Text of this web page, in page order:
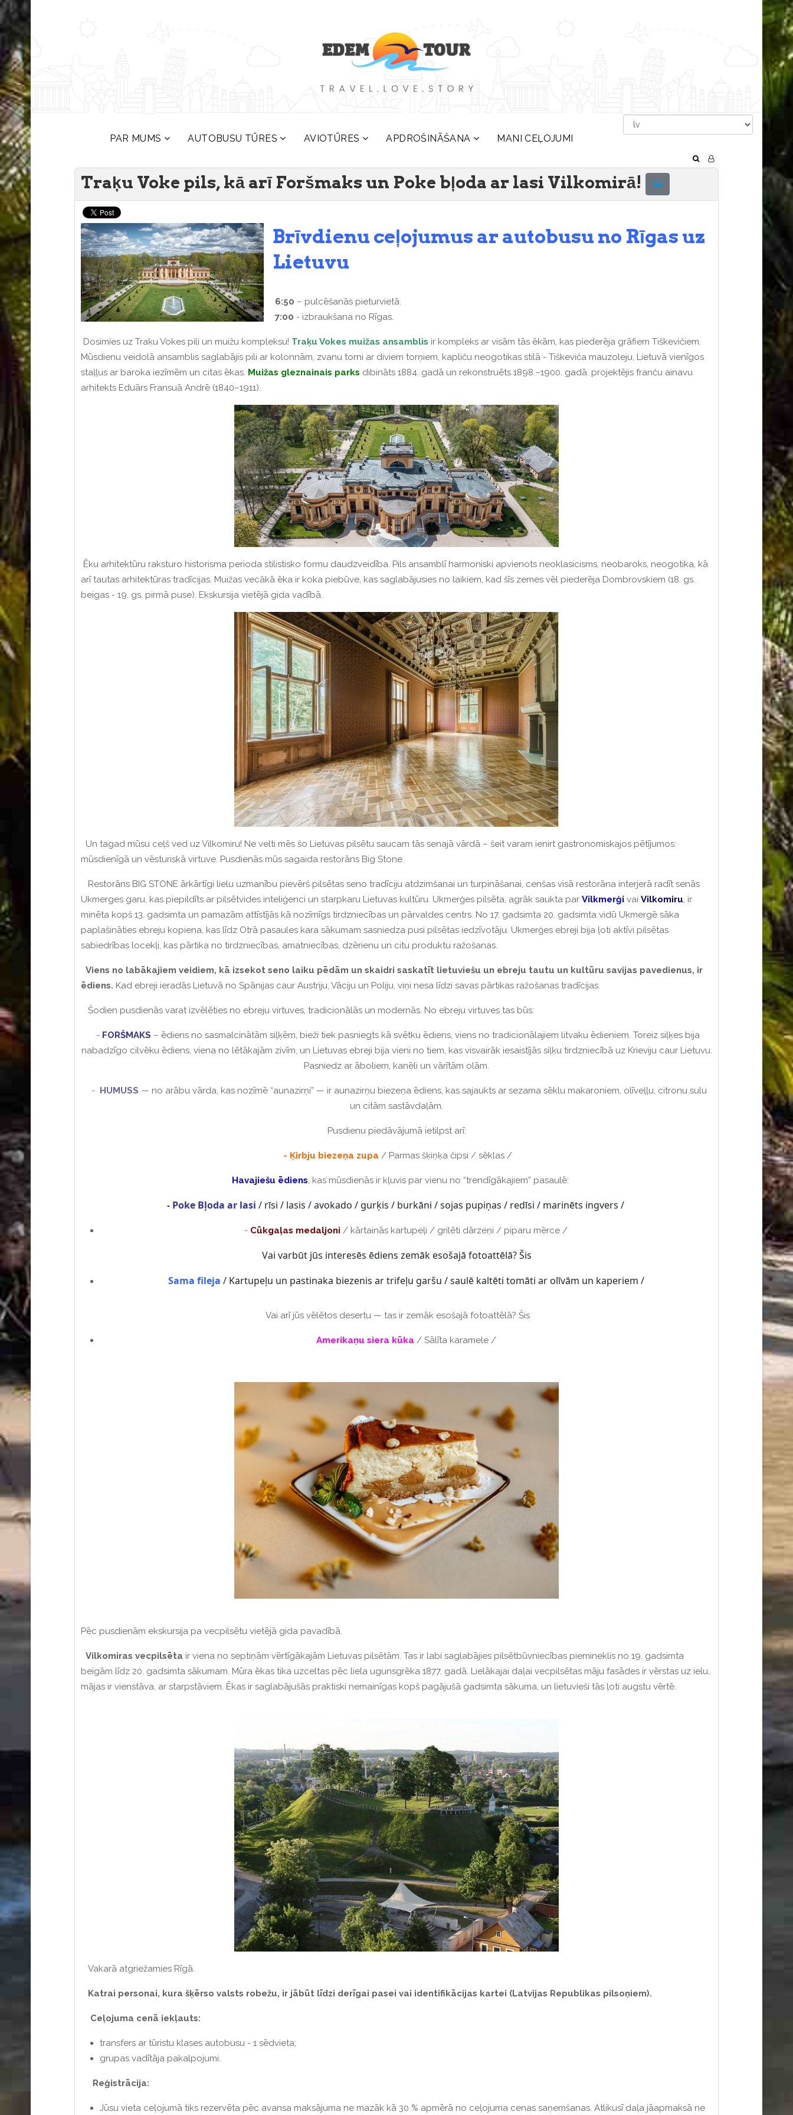
PAR MUMS AUTOBUSU TŪRES AVIOTŪRES APDROŠINĀŠANA MANI CEĻOJUMI
Traķu Voke pils, kā arī Foršmaks un Poke bļoda ar lasi Vilkomirā!
Brīvdienu ceļojumus ar autobusu no Rīgas uz
Lietuvu
6:50 – pulcēšanās pieturvietā.
7:00 - izbraukšana no Rīgas.
Dosimies uz Traķu Vokes pili un muižu kompleksu! Traķu Vokes muižas ansamblis ir kompleks ar visām tās ēkām, kas piederēja grāfiem Tiškevičiem.
Mūsdienu veidolā ansamblis saglabājis pili ar kolonnām, zvanu torni ar diviem torņiem, kapliču neogotikas stilā - Tiškeviča mauzoleju, Lietuvā vienīgos
staļļus ar baroka iezīmēm un citas ēkas. Muižas gleznainais parks dibināts 1884. gadā un rekonstruēts 1898.–1900. gadā. projektējis franču ainavu
arhitekts Eduārs Fransuā Andrē (1840–1911).
Ēku arhitektūru raksturo historisma perioda stilistisko formu daudzveidība. Pils ansamblī harmoniski apvienots neoklasicisms, neobaroks, neogotika, kā
arī tautas arhitektūras tradīcijas. Muižas vecākā ēka ir koka piebūve, kas saglabājusies no laikiem, kad šīs zemes vēl piederēja Dombrovskiem (18. gs.
beigas - 19. gs. pirmā puse). Ekskursija vietējā gida vadībā.
Un tagad mūsu ceļš ved uz Vilkomiru! Ne velti mēs šo Lietuvas pilsētu saucam tās senajā vārdā – šeit varam ienirt gastronomiskajos pētījumos:
mūsdienīgā un vēsturiskā virtuve. Pusdienās mūs sagaida restorāns Big Stone.
Restorāns BIG STONE ārkārtīgi lielu uzmanību pievērš pilsētas seno tradīciju atdzimšanai un turpināšanai, cenšas visā restorāna interjerā radīt senās
Ukmerges garu, kas piepildīts ar pilsētvides inteliģenci un starpkaru Lietuvas kultūru. Ukmerģes pilsēta, agrāk saukta par Vilkmerģi vai Vilkomiru, ir
minēta kopš 13. gadsimta un pamazām attīstījās kā nozīmīgs tirdzniecības un pārvaldes centrs. No 17. gadsimta 20. gadsimta vidū Ukmergē sāka
paplašināties ebreju kopiena, kas līdz Otrā pasaules kara sākumam sasniedza pusi pilsētas iedzīvotāju. Ukmerģes ebreji bija ļoti aktīvi pilsētas
sabiedrības locekļi, kas pārtika no tirdzniecības, amatniecības, dzērienu un citu produktu ražošanas.
Viens no labākajiem veidiem, kā izsekot seno laiku pēdām un skaidri saskatīt lietuviešu un ebreju tautu un kultūru savijas pavedienus, ir
ēdiens. Kad ebreji ieradās Lietuvā no Spānijas caur Austriju, Vāciju un Poliju, viņi nesa līdzi savas pārtikas ražošanas tradīcijas.
Šodien pusdienās varat izvēlēties no ebreju virtuves, tradicionālās un modernās. No ebreju virtuves tas būs:
- FORŠMAKS – ēdiens no sasmalcinātām siļķēm, bieži tiek pasniegts kā svētku ēdiens, viens no tradicionālajiem litvaku ēdieniem. Toreiz siļķes bija
nabadzīgo cilvēku ēdiens, viena no lētākajām zivīm, un Lietuvas ebreji bija vieni no tiem, kas visvairāk iesaistījās siļķu tirdzniecībā uz Krieviju caur Lietuvu.
Pasniedz ar āboliem, kanēli un vārītām olām.
- HUMUSS — no arābu vārda, kas nozīmē “aunazirņi” — ir aunazirņu biezeņa ēdiens, kas sajaukts ar sezama sēklu makaroniem, olīveļļu, citronu sulu
un citām sastāvdaļām.
Pusdienu piedāvājumā ietilpst arī:
- Ķirbju biezeņa zupa / Parmas šķiņķa čipsi / sēklas /
Havajiešu ēdiens, kas mūsdienās ir kļuvis par vienu no “trendīgākajiem” pasaulē:
- Poke Bļoda ar lasi / rīsi / lasis / avokado / gurķis / burkāni / sojas pupiņas / redīsi / marinēts ingvers /
- Cūkgaļas medaljoni / kārtainās kartupeļi / grilēti dārzeņi / piparu mērce /
Vai varbūt jūs interesēs ēdiens zemāk esošajā fotoattēlā? Šis
Sama fileja / Kartupeļu un pastinaka biezenis ar trifeļu garšu / saulē kaltēti tomāti ar olīvām un kaperiem /
Vai arī jūs vēlētos desertu — tas ir zemāk esošajā fotoattēlā? Šis
Amerikaņu siera kūka / Sālīta karamele /
Pēc pusdienām ekskursija pa vecpilsētu vietējā gida pavadībā.
Vilkomiras vecpilsēta ir viena no septiņām vērtīgākajām Lietuvas pilsētām. Tas ir labi saglabājies pilsētbūvniecības piemineklis no 19. gadsimta
beigām līdz 20. gadsimta sākumam. Mūra ēkas tika uzceltas pēc liela ugunsgrēka 1877. gadā. Lielākajai daļai vecpilsētas māju fasādes ir vērstas uz ielu,
mājas ir vienstāva, ar starpstāviem. Ēkas ir saglabājušās praktiski nemainīgas kopš pagājušā gadsimta sākuma, un lietuvieši tās ļoti augstu vērtē.
Vakarā atgriežamies Rīgā.
Katrai personai, kura šķērso valsts robežu, ir jābūt līdzi derīgai pasei vai identifikācijas kartei (Latvijas Republikas pilsoņiem).
Ceļojuma cenā iekļauts:
transfers ar tūristu klases autobusu - 1 sēdvieta;
grupas vadītāja pakalpojumi.
Reģistrācija:
Jūsu vieta ceļojumā tiks rezervēta pēc avansa maksājuma ne mazāk kā 30 % apmērā no ceļojuma cenas saņemšanas. Atlikusī daļa jāapmaksā ne